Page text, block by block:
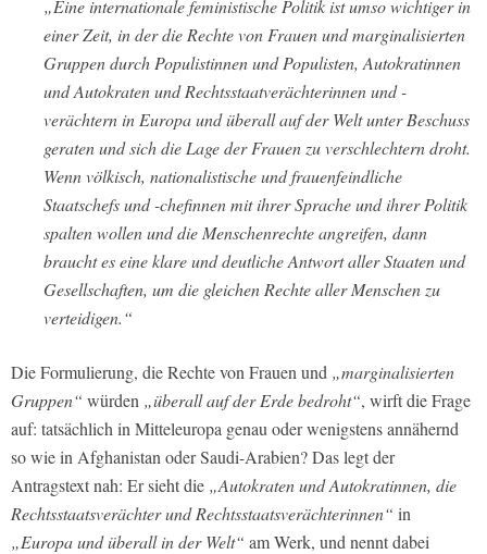
„Eine internationale feministische Politik ist umso wichtiger in
einer Zeit, in der die Rechte von Frauen und marginalisierten
Gruppen durch Populistinnen und Populisten, Autokratinnen
und Autokraten und Rechtsstaatverächterinnen und -
verächtern in Europa und überall auf der Welt unter Beschuss
geraten und sich die Lage der Frauen zu verschlechtern droht.
Wenn völkisch, nationalistische und frauenfeindliche
Staatschefs und -chefinnen mit ihrer Sprache und ihrer Politik
spalten wollen und die Menschenrechte angreifen, dann
braucht es eine klare und deutliche Antwort aller Staaten und
Gesellschaften, um die gleichen Rechte aller Menschen zu
verteidigen.“
Die Formulierung, die Rechte von Frauen und „marginalisierten
Gruppen“ würden „überall auf der Erde bedroht“, wirft die Frage
auf: tatsächlich in Mitteleuropa genau oder wenigstens annähernd
so wie in Afghanistan oder Saudi-Arabien? Das legt der
Antragstext nah: Er sieht die „Autokraten und Autokratinnen, die
Rechtsstaatsverächter und Rechtsstaatsverächterinnen“ in
„Europa und überall in der Welt“ am Werk, und nennt dabei